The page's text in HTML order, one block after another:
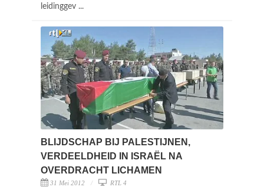
leidinggev ...
BLIJDSCHAP BIJ PALESTIJNEN,
VERDEELDHEID IN ISRAËL NA
OVERDRACHT LICHAMEN
31 Mei 2012 RTL 4